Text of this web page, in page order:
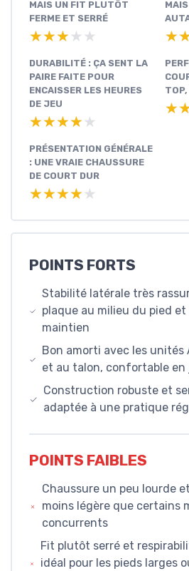
MAIS UN FIT PLUTÔT
FERME ET SERRÉ
★★★★★
★★★★★
DURABILITÉ : ÇA SENT LA
PAIRE FAITE POUR
ENCAISSER LES HEURES
DE JEU
★★★★★
★★★★★
TOP,
PRÉSENTATION GÉNÉRALE
: UNE VRAIE CHAUSSURE
DE COURT DUR
★★★★★
★★★★★
POINTS FORTS
Stabilité latérale très
plaque au milieu du pied
maintien
Bon amorti avec les unités
et au talon, confortable
Construction robuste et
adaptée à une pratique
POINTS FAIBLES
Chaussure un peu lourde
moins légère que certains
concurrents
Fit plutôt serré et
idéal pour les pieds larges